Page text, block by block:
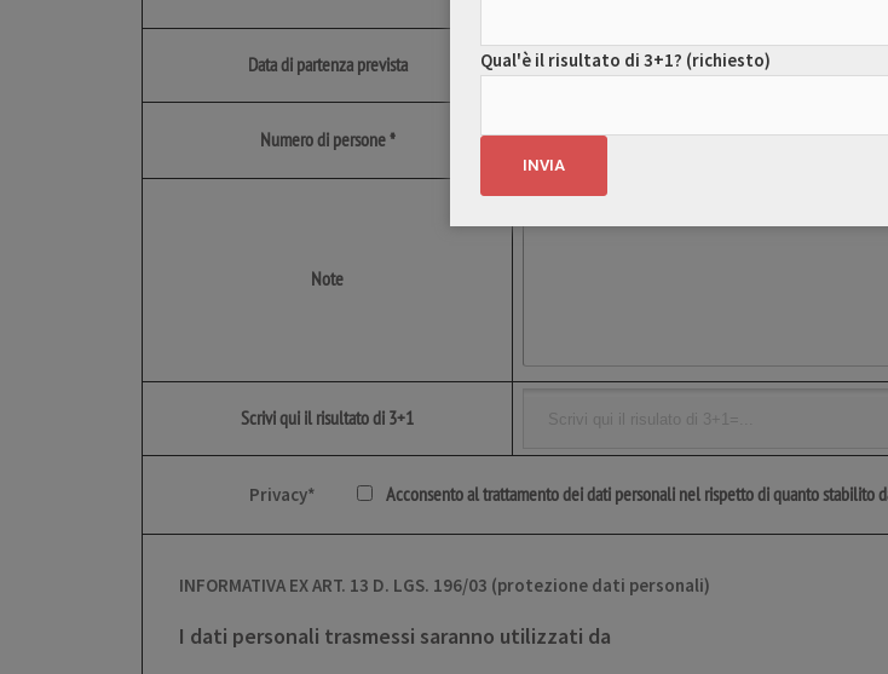
Data di partenza prevista
Numero di persone *
Note
Scrivi qui il risultato di 3+1
Privacy* Acconsento al trattamento dei dati personali nel rispetto di quanto stabilito
INFORMATIVA EX ART. 13 D. LGS. 196/03 (protezione dati personali)
I dati personali trasmessi saranno utilizzati da
Qual'è il risultato di 3+1? (richiesto)